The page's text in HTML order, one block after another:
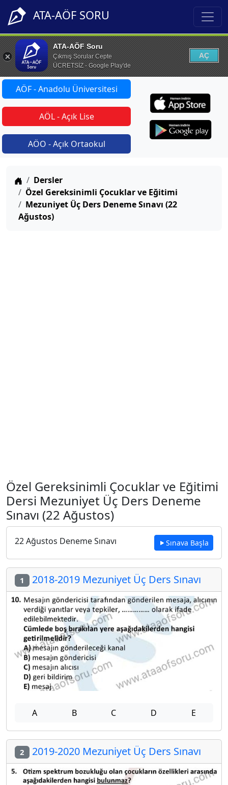
ATA-AÖF SORU
ATA-AÖF Soru
Çıkmış Sorular Cepte
ÜCRETSİZ - Google Play'de
AÇ
AÖF - Anadolu Üniversitesi
AÖL - Açık Lise
AÖO - Açık Ortaokul
Anasayfa
Dersler
Özel Gereksinimli Çocuklar ve Eğitimi
Mezuniyet Üç Ders Deneme Sınavı (22
Ağustos)
Özel Gereksinimli Çocuklar ve Eğitimi
Dersi Mezuniyet Üç Ders Deneme
Sınavı (22 Ağustos)
22 Ağustos Deneme Sınavı Sınava Başla
1 2018-2019 Mezuniyet Üç Ders Sınavı
A B C D E
2 2019-2020 Mezuniyet Üç Ders Sınavı